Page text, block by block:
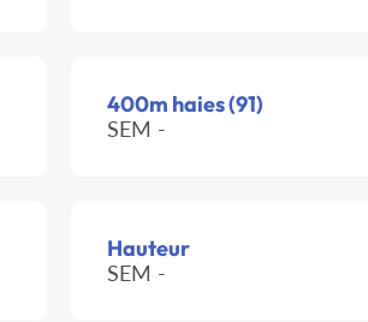
400m haies (91)
SEM -
Hauteur
SEM -